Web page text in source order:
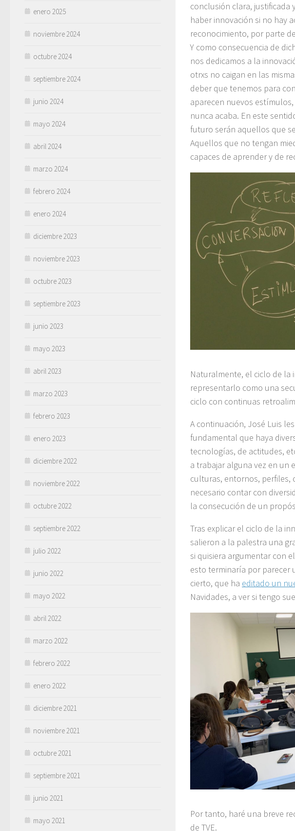
conclusión clara, justificada
haber innovación si no hay
reconocimiento, por parte
Y como consecuencia de
nos dedicamos a la
otrxs no caigan en las
deber que tenemos para
aparecen nuevos
nunca acaba. En este
futuro serán aquellos que
Aquellos que no tengan
capaces de aprender y de
Naturalmente, el ciclo de la
representarlo como una
ciclo con continuas
A continuación, José Luis
fundamental que haya
tecnologías, de actitudes,
a trabajar alguna vez en un
culturas, entornos, perfiles,
necesario contar con
la consecución de un
Tras explicar el ciclo de la
salieron a la palestra una
si quisiera argumentar con
esto terminaría por parecer
cierto, que ha editado un
Navidades, a ver si tengo
Por tanto, haré una breve
de TVE.
enero 2025
noviembre 2024
octubre 2024
septiembre 2024
junio 2024
mayo 2024
abril 2024
marzo 2024
febrero 2024
enero 2024
diciembre 2023
noviembre 2023
octubre 2023
septiembre 2023
junio 2023
mayo 2023
abril 2023
marzo 2023
febrero 2023
enero 2023
diciembre 2022
noviembre 2022
octubre 2022
septiembre 2022
julio 2022
junio 2022
mayo 2022
abril 2022
marzo 2022
febrero 2022
enero 2022
diciembre 2021
noviembre 2021
octubre 2021
septiembre 2021
junio 2021
mayo 2021